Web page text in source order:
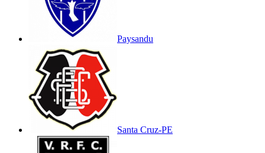
Paysandu
Santa Cruz-PE